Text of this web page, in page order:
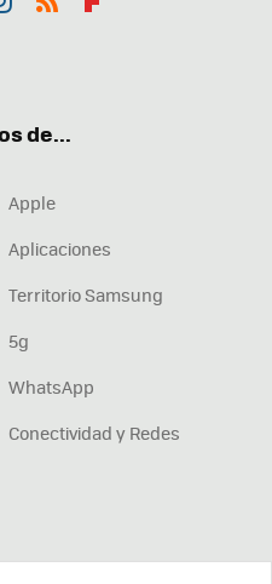
de...
Apple
Aplicaciones
Territorio Samsung
5g
WhatsApp
Conectividad y Redes